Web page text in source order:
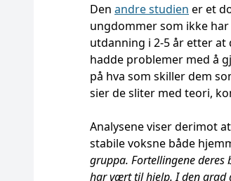
Den andre studien er et
ungdommer som ikke
utdanning i 2-5 år etter
hadde problemer med å
på hva som skiller dem
sier de sliter med teori,
Analysene viser derimot
stabile voksne både
gruppa. Fortellingene
har vært til hjelp. I den grad